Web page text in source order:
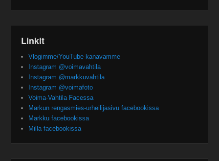
Linkit
Vlogimme/YouTube-kanavamme
Instagram @voimavahtila
Instagram @markkuvahtila
Instagram @voimafoto
Voima-Vahtila Facessa
Markun rengasmies-urheilijasivu facebookissa
Markku facebookissa
Milla facebookissa